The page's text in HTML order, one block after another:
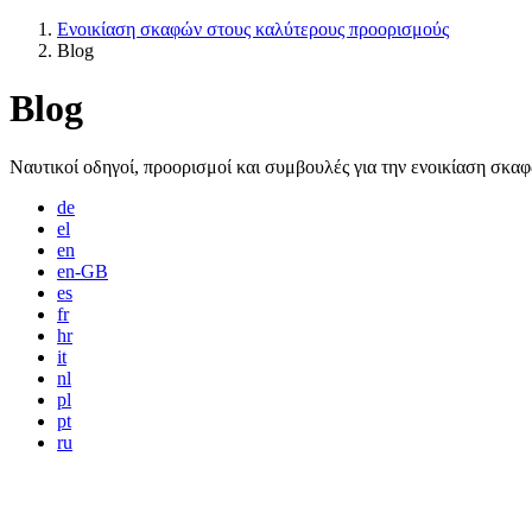
Ενοικίαση σκαφών στους καλύτερους προορισμούς
Blog
Blog
Ναυτικοί οδηγοί, προορισμοί και συμβουλές για την ενοικίαση
de
el
en
en-GB
es
fr
hr
it
nl
pl
pt
ru